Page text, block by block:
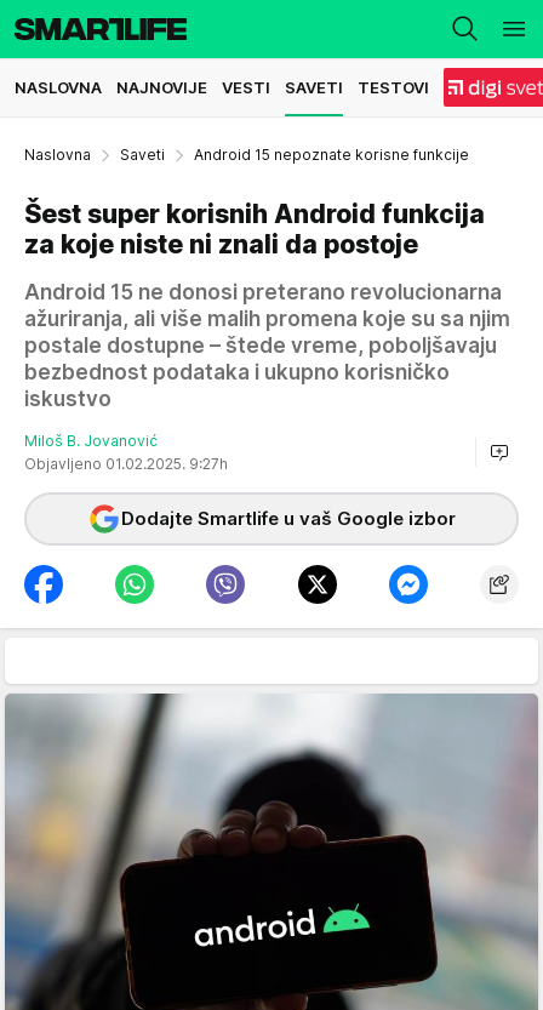
NASLOVNA NAJNOVIJE VESTI SAVETI TESTOVI
Naslovna Saveti Android 15 nepoznate korisne funkcije
Šest super korisnih Android funkcija
za koje niste ni znali da postoje
Android 15 ne donosi preterano revolucionarna
ažuriranja, ali više malih promena koje su sa njim
postale dostupne – štede vreme, poboljšavaju
bezbednost podataka i ukupno korisničko
iskustvo
Miloš B. Jovanović
Objavljeno 01.02.2025. 9:27h
Dodajte Smartlife u vaš Google izbor